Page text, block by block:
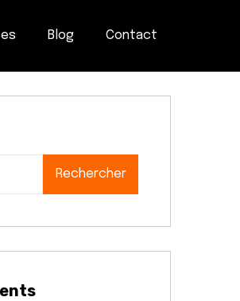
Blog Contact
Rechercher